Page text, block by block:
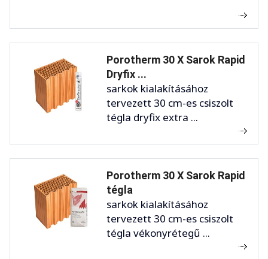
Porotherm 30 X Sarok Rapid
Dryfix ...
sarkok kialakításához
tervezett 30 cm-es csiszolt
tégla dryfix extra ...
Porotherm 30 X Sarok Rapid
tégla
sarkok kialakításához
tervezett 30 cm-es csiszolt
tégla vékonyrétegű ...